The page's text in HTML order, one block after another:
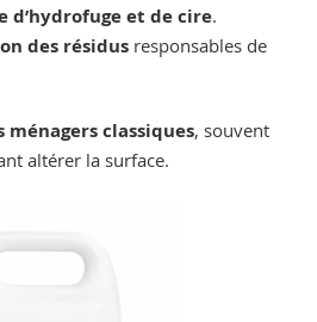
d’hydrofuge et de cire.
des résidus responsables de
classiques, souvent
altérer la surface.